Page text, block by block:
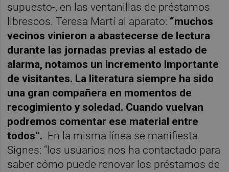
supuesto-, en las ventanillas de préstamos
librescos. Teresa Martí al aparato: “muchos
vecinos vinieron a abastecerse de lectura
durante las jornadas previas al estado de
alarma, notamos un incremento importante
de visitantes. La literatura siempre ha sido
una gran compañera en momentos de
recogimiento y soledad. Cuando vuelvan
podremos comentar ese material entre
todos”. En la misma línea se manifiesta
Signes: “los usuarios nos ha contactado para
saber cómo puede renovar los préstamos de